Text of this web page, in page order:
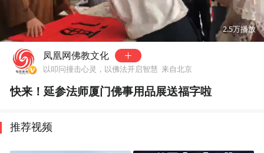
00:00 00:19
2.5万播放
凤凰网佛教文化
以叩问撞击心灵，以佛法开启智慧 来自北京
快来！延参法师厦门佛事用品展送福字啦
推荐视频